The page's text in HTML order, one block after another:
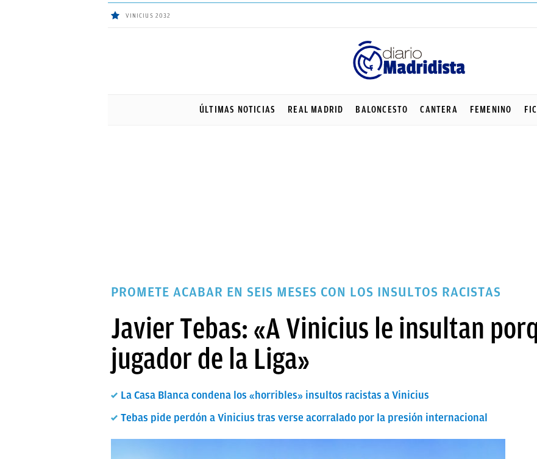
VINICIUS 2032
ÚLTIMAS NOTICIAS REAL MADRID BALONCESTO CANTERA FEMENINO
PROMETE ACABAR EN SEIS MESES CON LOS INSULTOS RACISTAS
Javier Tebas: «A Vinicius le insultan
jugador de la Liga»
La Casa Blanca condena los «horribles» insultos racistas a Vinicius
Tebas pide perdón a Vinicius tras verse acorralado por la presión internacional